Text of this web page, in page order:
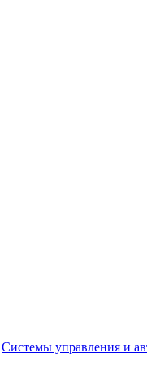
Системы управления и